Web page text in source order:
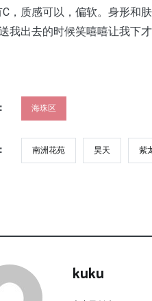
C，质感可以，偏软。身形和
我出去的时候笑嘻嘻让我下
海珠区
南洲花苑 昊天 紫
kuku